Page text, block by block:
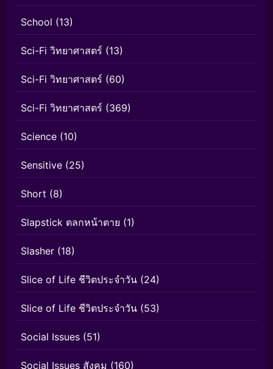
School (13)
Sci-Fi วิทยาศาสตร์ (13)
Sci-Fi วิทยาศาสตร์ (60)
Sci-Fi วิทยาศาสตร์ (369)
Science (10)
Sensitive (25)
Short (8)
Slapstick ตลกหน้าตาย (1)
Slasher (18)
Slice of Life ชีวิตประจำวัน (24)
Slice of Life ชีวิตประจำวัน (53)
Social Issues (51)
Social Issues สังคม (160)